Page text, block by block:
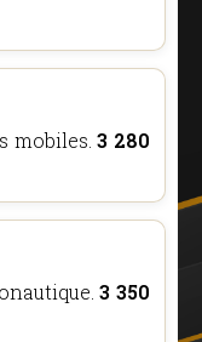
mobiles.3 280
3 350